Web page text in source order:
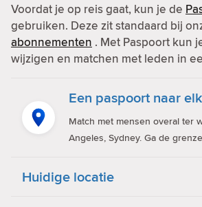
Voordat je op reis gaat, kun je de
gebruiken. Deze zit standaard bij
abonnementen . Met Paspoort kun
wijzigen en matchen met leden in
Een paspoort naar
Match met mensen overal ter
Angeles, Sydney. Ga de
Huidige locatie